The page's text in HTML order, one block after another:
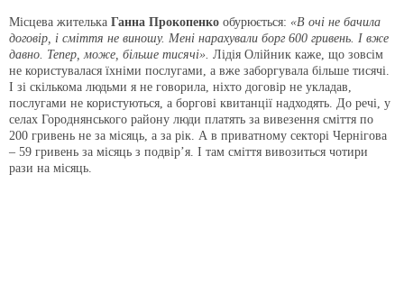
Місцева жителька Ганна Прокопенко обурюється: «В очі не бачила
договір, і сміття не виношу. Мені нарахували борг 600 гривень. І вже
давно. Тепер, може, більше тисячі». Лідія Олійник каже, що зовсім
не користувалася їхніми послугами, а вже заборгувала більше тисячі.
І зі скількома людьми я не говорила, ніхто договір не укладав,
послугами не користуються, а боргові квитанції надходять. До речі, у
селах Городнянського району люди платять за вивезення сміття по
200 гривень не за місяць, а за рік. А в приватному секторі Чернігова
– 59 гривень за місяць з подвір’я. І там сміття вивозиться чотири
рази на місяць.